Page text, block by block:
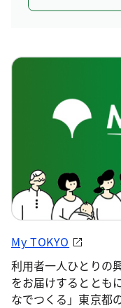
My TOKYO
利用者一人ひとりの
をお届けするととも
なでつくる」東京都